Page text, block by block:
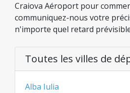
Craiova Aéroport pour
communiquez-nous votre
n'importe quel retard
Toutes les villes de
Alba Iulia